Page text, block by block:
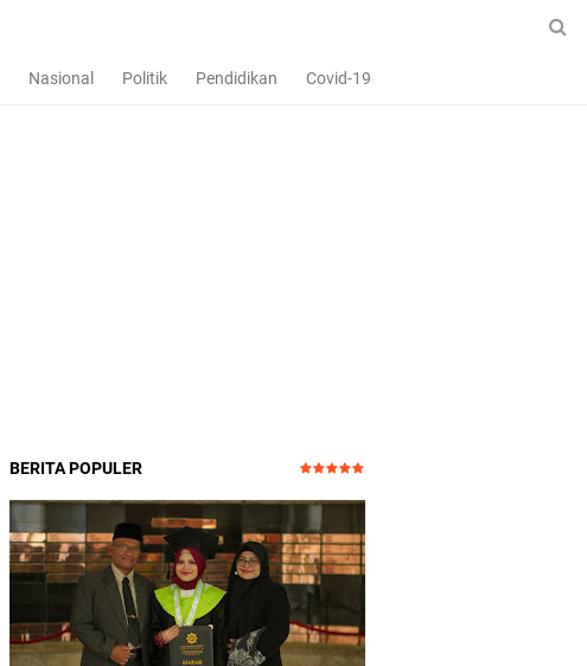
Nasional Politik Pendidikan Covid-19
BERITA POPULER